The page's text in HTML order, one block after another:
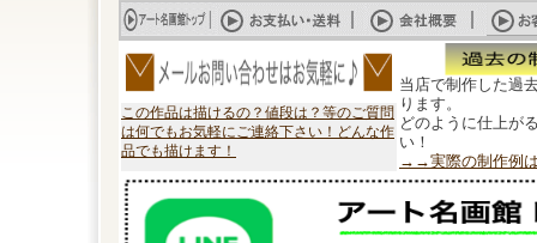
この作品は描けるの？値段は？等のご質問
は何でもお気軽にご連絡下さい！どんな作
品でも描けます！
当店で制作した過
ります。
どのように仕上が
い！
→→実際の制作例